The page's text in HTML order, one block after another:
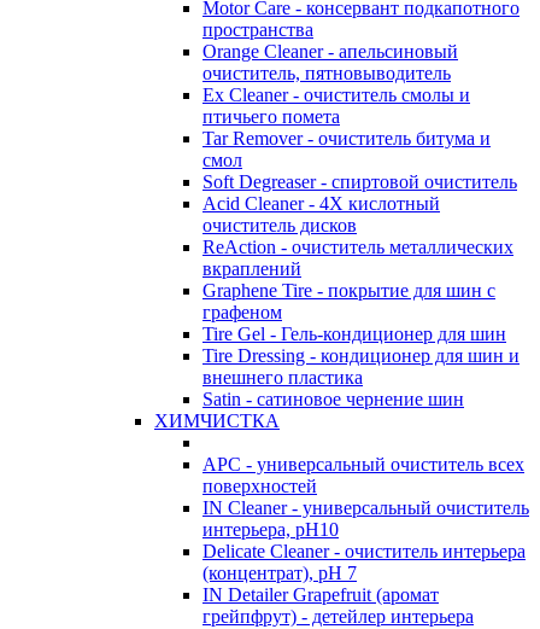
Motor Care - консервант подкапотного
пространства
Orange Cleaner - апельсиновый
очиститель, пятновыводитель
Ex Cleaner - очиститель смолы и
птичьего помета
Tar Remover - очиститель битума и
смол
Soft Degreaser - спиртовой очиститель
Acid Cleaner - 4Х кислотный
очиститель дисков
ReAction - очиститель металлических
вкраплений
Graphene Tire - покрытие для шин с
графеном
Tire Gel - Гель-кондиционер для шин
Tire Dressing - кондиционер для шин и
внешнего пластика
Satin - сатиновое чернение шин
ХИМЧИСТКА
APC - универсальный очиститель всех
поверхностей
IN Cleaner - универсальный очиститель
интерьера, pH10
Delicate Cleaner - очиститель интерьера
(концентрат), pH 7
IN Detailer Grapefruit (аромат
грейпфрут) - детейлер интерьера